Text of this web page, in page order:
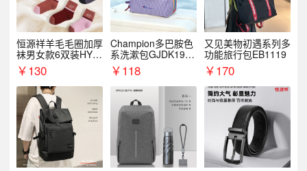
恒源祥羊毛毛圈加厚
袜男女款6双装HYX
068WZ
￥130
Champion多巴胺色
系洗漱包GJDK19R
1￥118
又见美物初遇系列多
功能旅行包EB1119
￥170